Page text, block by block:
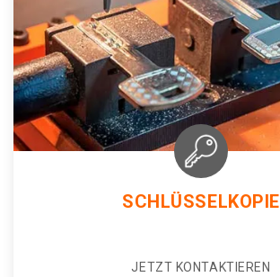
SCHLÜSSELKOPIE
JETZT KONTAKTIEREN